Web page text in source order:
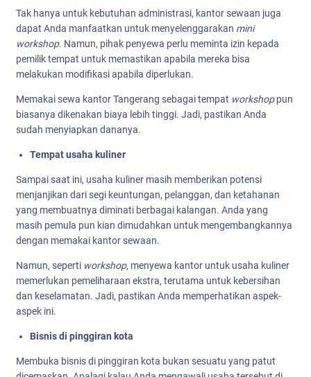
Tak hanya untuk kebutuhan administrasi, kantor sewaan juga
dapat Anda manfaatkan untuk menyelenggarakan mini
workshop. Namun, pihak penyewa perlu meminta izin kepada
pemilik tempat untuk memastikan apabila mereka bisa
melakukan modifikasi apabila diperlukan.
Memakai sewa kantor Tangerang sebagai tempat workshoppun
biasanya dikenakan biaya lebih tinggi. Jadi, pastikan Anda
sudah menyiapkan dananya.
Tempat usaha kuliner
Sampai saat ini, usaha kuliner masih memberikan potensi
menjanjikan dari segi keuntungan, pelanggan, dan ketahanan
yang membuatnya diminati berbagai kalangan. Anda yang
masih pemula pun kian dimudahkan untuk mengembangkannya
dengan memakai kantor sewaan.
Namun, seperti workshop, menyewa kantor untuk usaha kuliner
memerlukan pemeliharaan ekstra, terutama untuk kebersihan
dan keselamatan. Jadi, pastikan Anda memperhatikan aspek-
aspek ini.
Bisnis di pinggiran kota
Membuka bisnis di pinggiran kota bukan sesuatu yang patut